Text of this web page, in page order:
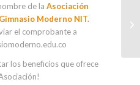
de laAsociación
Moderno NIT.
el comprobante a
los beneficios que ofrece